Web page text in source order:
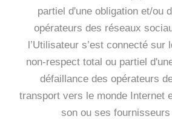
partiel d'une obligation et/ou
opérateurs des réseaux
l’Utilisateur s’est connecté sur
non-respect total ou partiel
défaillance des opérateurs
transport vers le monde Internet
son ou ses